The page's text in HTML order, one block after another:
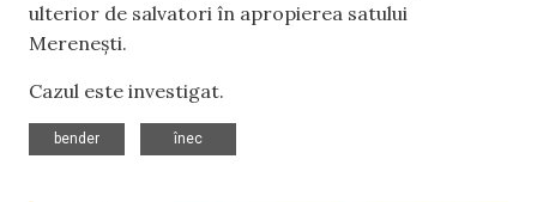
ulterior de salvatori în apropierea satului
Merenești.
Cazul este investigat.
bender
înec